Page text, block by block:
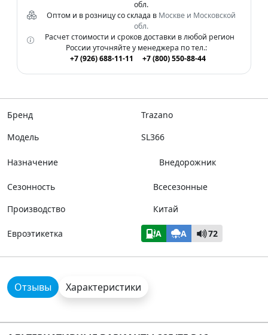
обл.
Оптом и в розницу со склада в Москве и Московской
обл.
Расчет стоимости и сроков доставки в любой регион
России уточняйте у менеджера по тел.:
+7 (926) 688-11-11
+7 (800) 550-88-44
Бренд
Trazano
Модель
SL366
Назначение Внедорожник
Сезонность
Всесезонные
Производство
Китай
Евроэтикетка A A 72
Отзывы Характеристики